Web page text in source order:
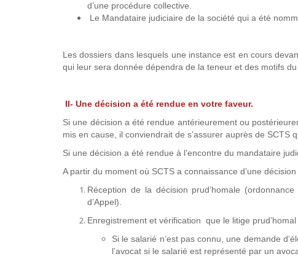
d’une procédure collective.
Le Mandataire judiciaire de la société qui a été
Les dossiers dans lesquels une instance est en cours
qui leur sera donnée dépendra de la teneur et des motifs
II- Une décision a été rendue en votre faveur.
Si une décision a été rendue antérieurement ou
mis en cause, il conviendrait de s’assurer auprès de SCTS
Si une décision a été rendue à l’encontre du mandataire
A partir du moment où SCTS a connaissance d’une
Réception de la décision prud’homale
d’Appel).
Enregistrement et vérification que le litige
Si le salarié n’est pas connu, une demande
l’avocat si le salarié est représenté par un